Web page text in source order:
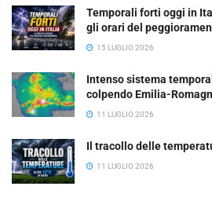
Temporali forti oggi in
gli orari del
15 LUGLIO 2026
Intenso sistema
colpendo Emilia-
11 LUGLIO 2026
Il tracollo delle
11 LUGLIO 2026